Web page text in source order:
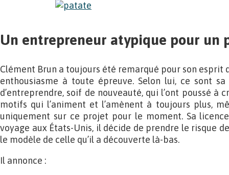
Un entrepreneur atypique pour un
Clément Brun a toujours été remarqué pour son esprit
enthousiasme à toute épreuve. Selon lui, ce sont
d’entreprendre, soif de nouveauté, qui l’ont poussé à
motifs qui l’animent et l’amènent à toujours plus,
uniquement sur ce projet pour le moment. Sa
voyage aux États-Unis, il décide de prendre le risque
le modèle de celle qu’il a découverte là-bas.
Il annonce :